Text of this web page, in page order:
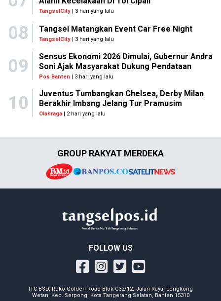
TangselCity| 3 hari yang lalu
08 Tangsel Matangkan Event Car Free Night
TangselCity | 3 hari yang lalu
09
Sensus Ekonomi 2026 Dimulai, Gubernur Andra
Soni Ajak Masyarakat Dukung Pendataan
Pos Banten | 3 hari yang lalu
10
Juventus Tumbangkan Chelsea, Derby Milan
Berakhir Imbang Jelang Tur Pramusim
Olahraga| 2 hari yang lalu
GROUP RAKYAT MERDEKA
FOLLOW US
ITC BSD, Ruko Golden Road Blok C32/12, Jalan Raya, Lengkong
Wetan, Kec. Serpong, Kota Tangerang Selatan, Banten 15310